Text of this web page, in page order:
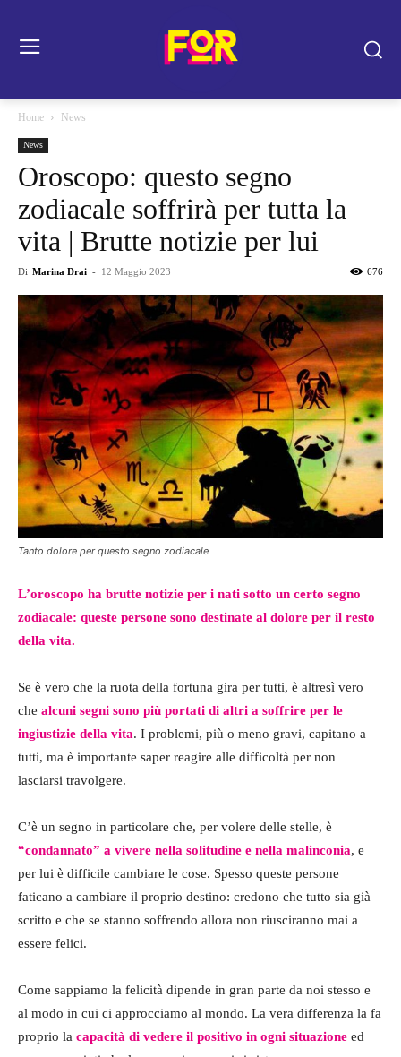
Home News
News
Oroscopo: questo segno
zodiacale soffrirà per tutta la
vita | Brutte notizie per lui
Di Marina Drai - 12 Maggio 2023 676
Tanto dolore per questo segno zodiacale
L’oroscopo ha brutte notizie per i nati sotto un certo segno
zodiacale: queste persone sono destinate al dolore per il resto
della vita.
Se è vero che la ruota della fortuna gira per tutti, è altresì vero
che alcuni segni sono più portati di altri a soffrire per le
ingiustizie della vita. I problemi, più o meno gravi, capitano a
tutti, ma è importante saper reagire alle difficoltà per non
lasciarsi travolgere.
C’è un segno in particolare che, per volere delle stelle, è
“condannato” a vivere nella solitudine e nella malinconia, e
per lui è difficile cambiare le cose. Spesso queste persone
faticano a cambiare il proprio destino: credono che tutto sia già
scritto e che se stanno soffrendo allora non riusciranno mai a
essere felici.
Come sappiamo la felicità dipende in gran parte da noi stesso e
al modo in cui ci approcciamo al mondo. La vera differenza la fa
proprio la capacità di vedere il positivo in ogni situazione ed